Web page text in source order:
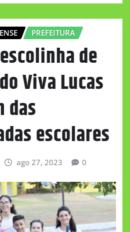
PREFEITURA
de
Viva Lucas
das
escolares
ago 27, 2023 0